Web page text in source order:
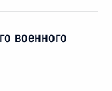
военного